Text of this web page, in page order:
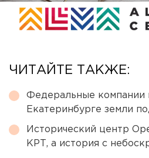
ЧИТАЙТЕ ТАКЖЕ:
Федеральные компании
Екатеринбурге земли
Исторический центр
КРТ, а история с